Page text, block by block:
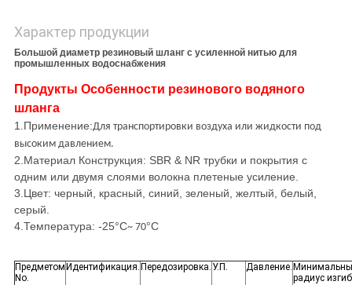
Характер продукции
Большой диаметр резиновый шланг с усиленной нитью для
промышленных водоснабжения
Продукты Особенности резинового водяного
шланга
1.Применение:Для транспортировки воздуха или жидкости под
высоким давлением.
2.Материал Конструкция: SBR & NR трубки и покрытия с
одним или двумя слоями волокна плетеные усиление.
3.Цвет: черный, красный, синий, зеленый, желтый, белый,
серый.
4.Температура: -25°C~ 70°C
Предметом
No.
Идентификация. Передозировка. У.П. Давление.
радиус